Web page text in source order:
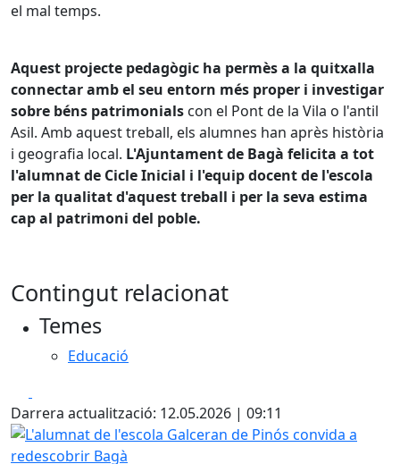
el mal temps.
Aquest projecte pedagògic ha permès a la quitxalla
connectar amb el seu entorn més proper i investigar
sobre béns patrimonials con el Pont de la Vila o l'antil
Asil. Amb aquest treball, els alumnes han après història
i geografia local. L'Ajuntament de Bagà felicita a tot
l'alumnat de Cicle Inicial i l'equip docent de l'escola
per la qualitat d'aquest treball i per la seva estima
cap al patrimoni del poble.
Contingut relacionat
Temes
Educació
Darrera actualització: 12.05.2026 | 09:11
L'alumnat de l'escola Galceran de Pinós convida a